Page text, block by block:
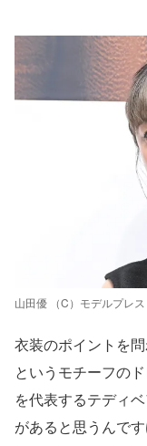
山田優 （C）モデルプレス
衣装のポイントを
というモチーフの
を代表するテディ
があると思うんで